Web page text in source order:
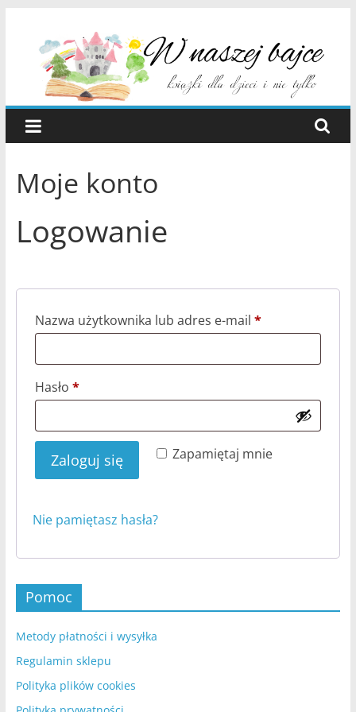
contentSklep
wNaszejBajce.pl
Sklep
Moje konto
Logowanie
Nazwa użytkownika lub adres e-mail *Wymagane
Hasło *Wymagane
Zapamiętaj mnie
Zaloguj się
Nie pamiętasz hasła?
Pomoc
Metody płatności i wysyłka
Regulamin sklepu
Polityka plików cookies